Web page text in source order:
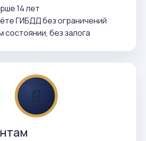
14 лет
ГИБДД без ограничений
состоянии, без залога
📄